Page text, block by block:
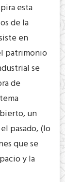
esta
de la
en
patrimonio
se
de
un
pasado, (lo
que se
y la